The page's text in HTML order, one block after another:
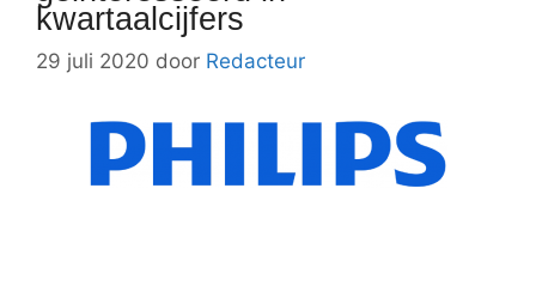
kwartaalcijfers
29 juli 2020 door Redacteur